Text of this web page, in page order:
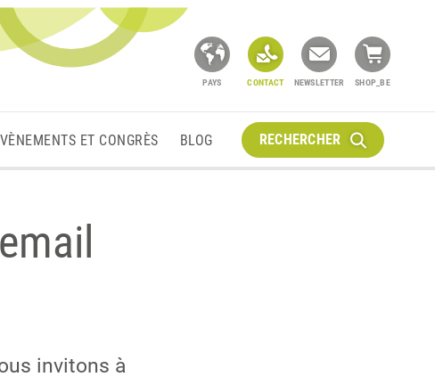
PAYS CONTACT NEWSLETTER SHOP_BE
ET CONGRÈS BLOG RECHERCHER
invitons à